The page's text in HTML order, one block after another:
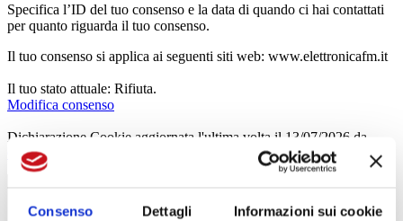
Consenso Dettagli Informazioni sui cookie
Specifica l’ID del tuo consenso e la data di quando ci hai contattati
per quanto riguarda il tuo consenso.
Il tuo consenso si applica ai seguenti siti web: www.elettronicafm.it
Il tuo stato attuale: Rifiuta.
Modifica consenso
Dichiarazione Cookie aggiornata l'ultima volta il 13/07/2026 da
Cookiebot
Necessari (1)